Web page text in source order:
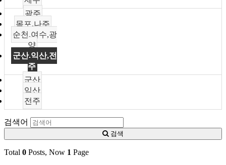
광주
목포,나주
순천,여수,광
양
군산,익산,전
주
군산
익산
전주
검색어
검색
Total 0 Posts, Now 1 Page